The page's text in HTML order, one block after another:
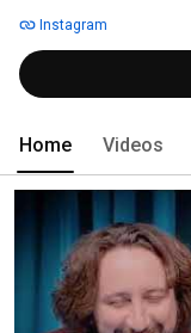
Instagram
Home Videos